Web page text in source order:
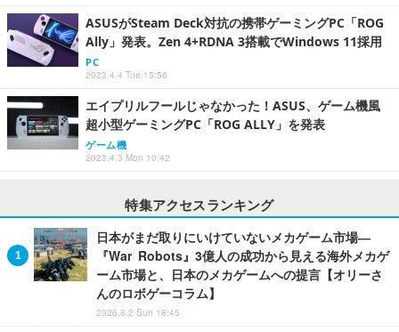
ASUSがSteam Deck対抗の携帯ゲーミングPC「ROG
Ally」発表。Zen 4+RDNA 3搭載でWindows 11採用
PC
2023.4.4 Tue 15:56
エイプリルフールじゃなかった！ASUS、ゲーム機風
超小型ゲーミングPC「ROG ALLY」を発表
ゲーム機
2023.4.3 Mon 10:42
特集アクセスランキング
日本がまだ取りにいけていないメカゲーム市場―
『War Robots』3億人の成功から見える海外メカゲ
ーム市場と、日本のメカゲームへの提言【オリーさ
んのロボゲーコラム】
2026.8.2 Sun 18:45